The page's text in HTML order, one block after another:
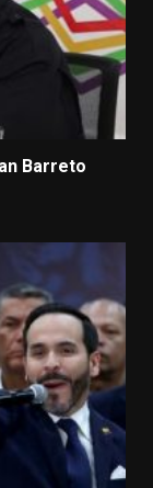
Barreto